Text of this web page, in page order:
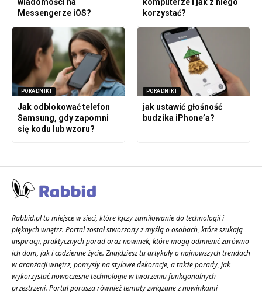
wiadomości na
Messengerze iOS?
komputerze i jak z niego
korzystać?
PORADNIKI
Jak odblokować telefon
Samsung, gdy zapomni
się kodu lub wzoru?
PORADNIKI
jak ustawić głośność
budzika iPhone’a?
Rabbid.pl to miejsce w sieci, które łączy zamiłowanie do technologii i
pięknych wnętrz. Portal został stworzony z myślą o osobach, które szukają
inspiracji, praktycznych porad oraz nowinek, które mogą odmienić zarówno
ich dom, jak i codzienne życie. Znajdziesz tu artykuły o najnowszych trendach
w aranżacji wnętrz, pomysły na stylowe dekoracje, a także porady, jak
wykorzystać nowoczesne technologie w tworzeniu funkcjonalnych
przestrzeni. Portal porusza również tematy związane z nowinkami